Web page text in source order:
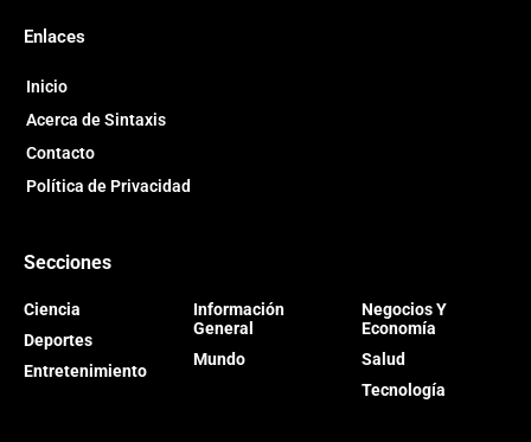
Enlaces
Inicio
Acerca de Sintaxis
Contacto
Política de Privacidad
Secciones
Ciencia
Deportes
Entretenimiento
Información
General
Mundo
Negocios Y
Economía
Salud
Tecnología